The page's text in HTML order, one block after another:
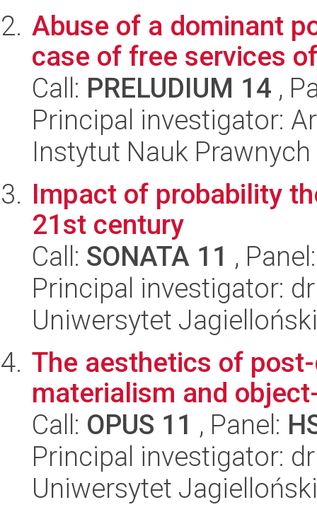
Abuse of a dominant
case of free services
Call: PRELUDIUM 14 ,
Principal investigator:
Instytut Nauk Prawnych
Impact of probability
21st century
Call: SONATA 11 ,
Principal investigator:
Uniwersytet
The aesthetics of
materialism and
Call: OPUS 11 , Panel:
Principal investigator:
Uniwersytet